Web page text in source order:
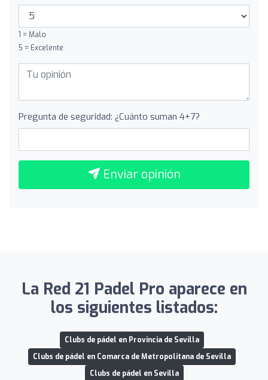
1 = Malo
5 = Excelente
Pregunta de seguridad: ¿Cuánto suman 4+7?
Enviar opinión
La Red 21 Padel Pro aparece en
los siguientes listados:
Clubs de pádel en Provincia de Sevilla
Clubs de pádel en Comarca de Metropolitana de Sevilla
Clubs de pádel en Sevilla